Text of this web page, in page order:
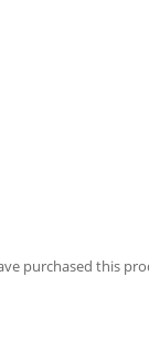
purchased this